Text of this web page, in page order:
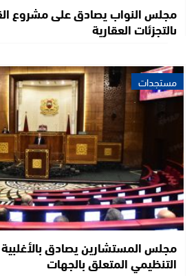
مجلس النواب يصادق على مشروع
بالتجزئات العقارية
مستجدات
مجلس المستشارين يصادق
التنظيمي المتعلق بالجهات